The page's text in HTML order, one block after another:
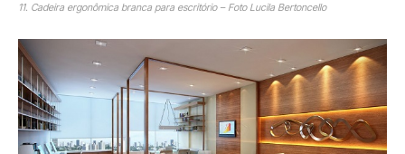
11. Cadeira ergonômica branca para escritório – Foto Lucila Bertoncello